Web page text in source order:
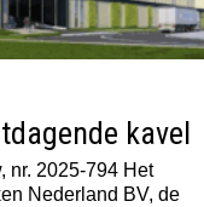
kavel
nr. 2025-794 Het
Nederland BV, de